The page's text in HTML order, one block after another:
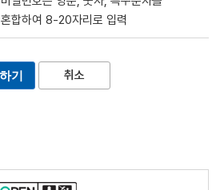
혼합하여 8-20자리로 입력
취소